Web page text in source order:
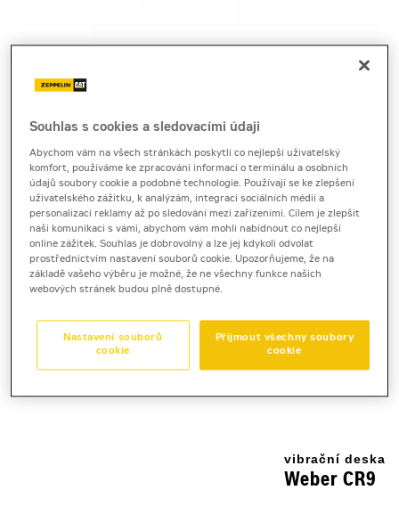
Cena za pronájem
1 - 22 dnů
1 730 Kč bez DPH
2 093 Kč s DPH
Sleva 20 %
23 a více dnů
1 490 Kč bez DPH
1 802 Kč s DPH
Sleva 20 %
Kauce
30 000 Kč
od 01.07.2026 - 31.08.2026
vibrační deska
Weber CR9
Souhlas s cookies a sledovacími údaji
Abychom vám na všech stránkách poskytli co nejlepší uživatelský
komfort, používáme ke zpracování informací o terminálu a osobních
údajů soubory cookie a podobné technologie. Používají se ke zlepšení
uživatelského zážitku, k analýzám, integraci sociálních médií a
personalizaci reklamy až po sledování mezi zařízeními. Cílem je zlepšit
naši komunikaci s vámi, abychom vám mohli nabídnout co nejlepší
online zážitek. Souhlas je dobrovolný a lze jej kdykoli odvolat
prostřednictvím nastavení souborů cookie. Upozorňujeme, že na
základě vašeho výběru je možné, že ne všechny funkce našich
webových stránek budou plně dostupné.
Přijmout všechny soubory
cookie
Nastavení souborů
cookie